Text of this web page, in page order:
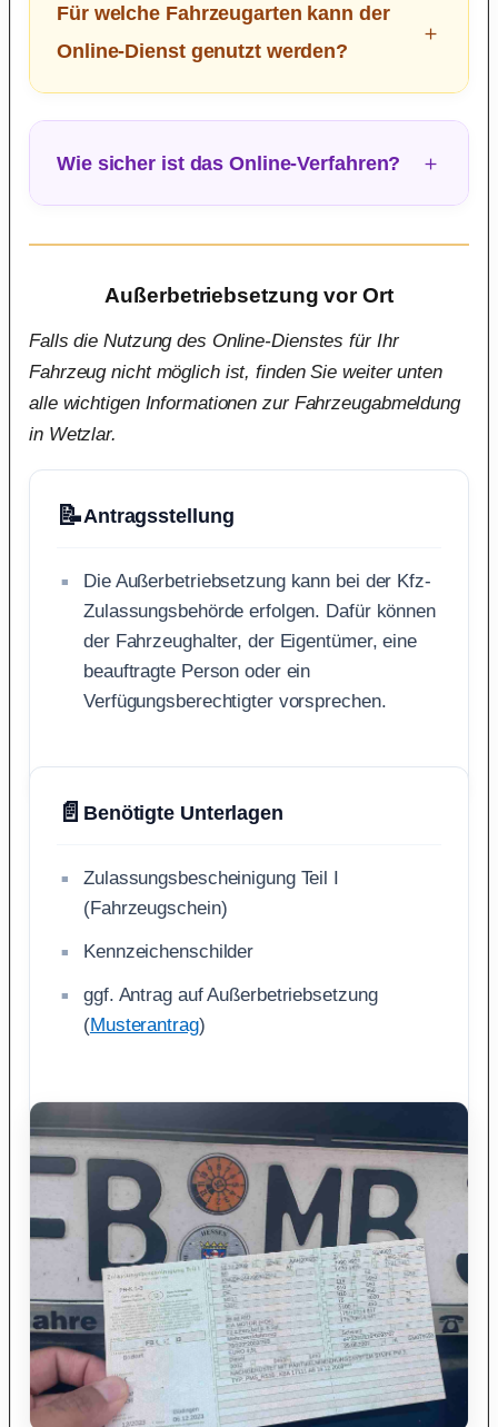
Für welche Fahrzeugarten kann der
Online-Dienst genutzt werden?
Wie sicher ist das Online-Verfahren?
Außerbetriebsetzung vor Ort
Falls die Nutzung des Online-Dienstes für Ihr
Fahrzeug nicht möglich ist, finden Sie weiter unten
alle wichtigen Informationen zur Fahrzeugabmeldung
in Wetzlar.
📝Antragsstellung
Die Außerbetriebsetzung kann bei der Kfz-
Zulassungsbehörde erfolgen. Dafür können
der Fahrzeughalter, der Eigentümer, eine
beauftragte Person oder ein
Verfügungsberechtigter vorsprechen.
📄 Benötigte Unterlagen
Zulassungsbescheinigung Teil I
(Fahrzeugschein)
Kennzeichenschilder
ggf. Antrag auf Außerbetriebsetzung
(Musterantrag)